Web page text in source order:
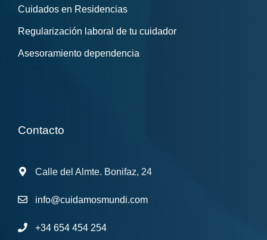
Cuidados en Residencias
Regularización laboral de tu cuidador
Asesoramiento dependencia
Contacto
Calle del Almte. Bonifaz, 24
info@cuidamosmundi.com
+34 654 454 254